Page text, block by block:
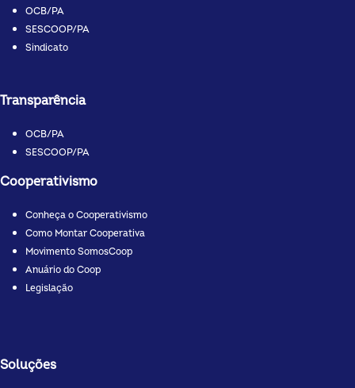
OCB/PA
SESCOOP/PA
Sindicato
Transparência
OCB/PA
SESCOOP/PA
Cooperativismo
Conheça o Cooperativismo
Como Montar Cooperativa
Movimento SomosCoop
Anuário do Coop
Legislação
Soluções